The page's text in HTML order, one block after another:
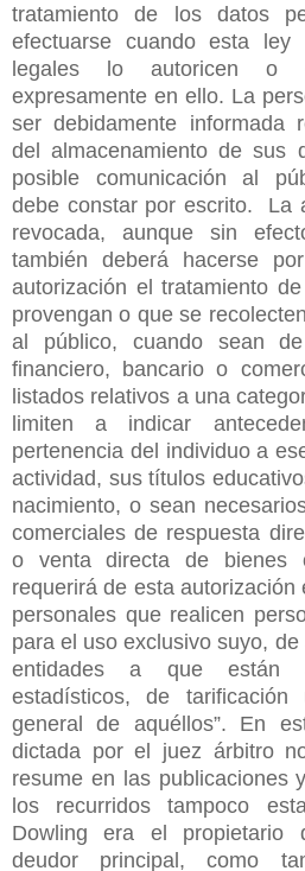
tratamiento de los datos
efectuarse cuando esta ley
legales lo autoricen o
expresamente en ello. La
ser debidamente informada
del almacenamiento de sus
posible comunicación al
debe constar por escrito. La
revocada, aunque sin
también deberá hacerse
autorización el tratamiento
provengan o que se
al público, cuando sean
financiero, bancario o
listados relativos a una
limiten a indicar
pertenencia del individuo a
actividad, sus títulos
nacimiento, o sean
comerciales de respuesta
o venta directa de bienes
requerirá de esta
personales que realicen
para el uso exclusivo suyo,
entidades a que están
estadísticos, de
general de aquéllos”. En
dictada por el juez árbitro
resume en las publicaciones
los recurridos tampoco
Dowling era el propietario
deudor principal, como